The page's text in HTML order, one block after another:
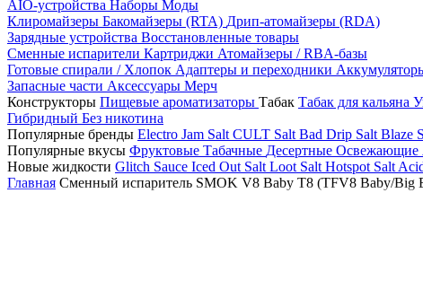
AIO-устройства Наборы Моды
Клиромайзеры Бакомайзеры (RTA) Дрип-атомайзеры (RDA)
Зарядные устройства Восстановленные товары
Сменные испарители Картриджи Атомайзеры / RBA-базы
Готовые спирали / Хлопок Адаптеры и переходники
Запасные части Аксессуары Мерч
Конструкторы Пищевые ароматизаторы Табак Табак для кальяна
Гибридный Без никотина
Популярные бренды Electro Jam Salt CULT Salt Bad Drip Salt Blaze
Популярные вкусы Фруктовые Табачные Десертные Освежающие
Новые жидкости Glitch Sauce Iced Out Salt Loot Salt Hotspot Salt
Главная Сменный испаритель SMOK V8 Baby T8 (TFV8 Baby/Big